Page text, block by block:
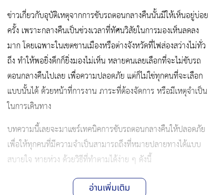
ข่าวเกี่ยวกับอุบัติเหตุจากการขับรถตอนกลางคืนนั้นมีให้เห็นอยู่บ่อย
ครั้ง เพราะกลางคืนเป็นช่วงเวลาที่ทัศนวิสัยในการมองเห็นลดลง
มาก โดยเฉพาะในเขตชานเมืองหรือต่างจังหวัดที่ไฟส่องสว่างไม่ทั่ว
ถึง ทำให้พอยิ่งดึกก็ยิ่งมองไม่เห็น หลายคนเลยเลือกที่จะไม่ขับรถ
ตอนกลางคืนไปเลย เพื่อความปลอดภัย แต่ก็ไม่ใช่ทุกคนที่จะเลือก
แบบนั้นได้ ด้วยหน้าที่การงาน ภาระที่ต้องจัดการ หรือมีเหตุจำเป็น
ในการเดินทาง
บทความนี้เลยจะมาแชร์เทคนิคการขับรถตอนกลางคืนให้ปลอดภัย
เพื่อให้ทุกคนที่มีความจำเป็นสามารถถึงที่หมายปลายทางได้แบบ
สบายใจ หายห่วง ด้วยวิธีที่ทำตามได้ง่าย ๆ ดังนี้
1. พักผ่อนให้พอก่อนเดินทาง
อ่านเพิ่มเติม